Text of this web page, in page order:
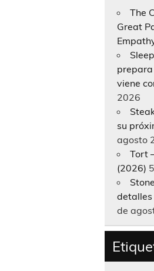
The
Great
viene
2026
su
agosto
Tort
(2026)
detalles
de